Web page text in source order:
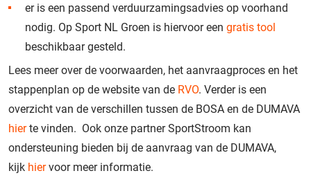
er is een passend verduurzamingsadvies op voorhand
nodig. Op Sport NL Groen is hiervoor een gratis tool
beschikbaar gesteld.
Lees meer over de voorwaarden, het aanvraagproces en het
stappenplan op de website van de RVO. Verder is een
overzicht van de verschillen tussen de BOSA en de DUMAVA
hierte vinden. Ook onze partner SportStroom kan
ondersteuning bieden bij de aanvraag van de DUMAVA,
kijk hiervoor meer informatie.